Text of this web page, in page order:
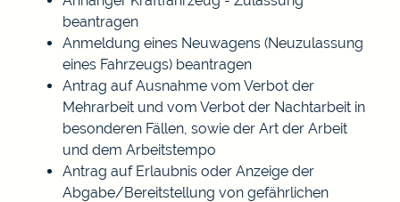
beantragen
Anmeldung eines Neuwagens (Neuzulassung
eines Fahrzeugs) beantragen
Antrag auf Ausnahme vom Verbot der
Mehrarbeit und vom Verbot der Nachtarbeit in
besonderen Fällen, sowie der Art der Arbeit
und dem Arbeitstempo
Antrag auf Erlaubnis oder Anzeige der
Abgabe/Bereitstellung von gefährlichen